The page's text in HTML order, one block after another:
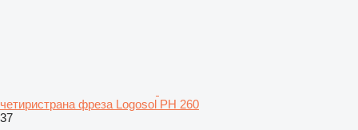
четиристрана фреза Logosol PH 260
37